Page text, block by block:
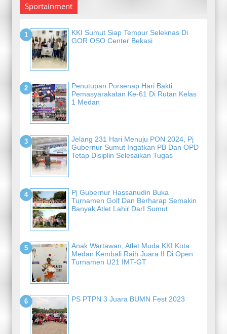
Sportainment
KKI Sumut Siap Tempur Seleknas Di
GOR OSO Center Bekasi
Penutupan Porsenap Hari Bakti
Pemasyarakatan Ke-61 Di Rutan Kelas
1 Medan
Jelang 231 Hari Menuju PON 2024, Pj
Gubernur Sumut Ingatkan PB Dan OPD
Tetap Disiplin Selesaikan Tugas
Pj Gubernur Hassanudin Buka
Turnamen Golf Dan Berharap Semakin
Banyak Atlet Lahir DarI Sumut
Anak Wartawan, Atlet Muda KKI Kota
Medan Kembali Raih Juara II Di Open
Turnamen U21 IMT-GT
PS PTPN 3 Juara BUMN Fest 2023